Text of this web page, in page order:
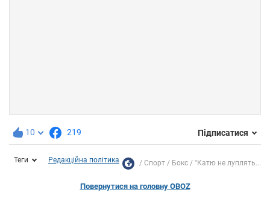
10 219 Підписатися
Теги Редакційна політика Спорт Бокс "Катю не луплять...
Повернутися на головну OBOZ